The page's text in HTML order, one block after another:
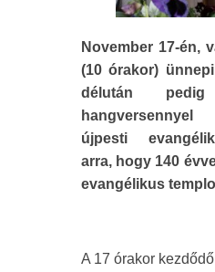
November 17-én,
(10 órakor)
délután pedig
újpesti
arra, hogy 140
evangélikus
A 17 órakor